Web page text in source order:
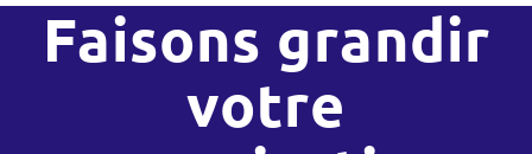
Faisons grandir
votre